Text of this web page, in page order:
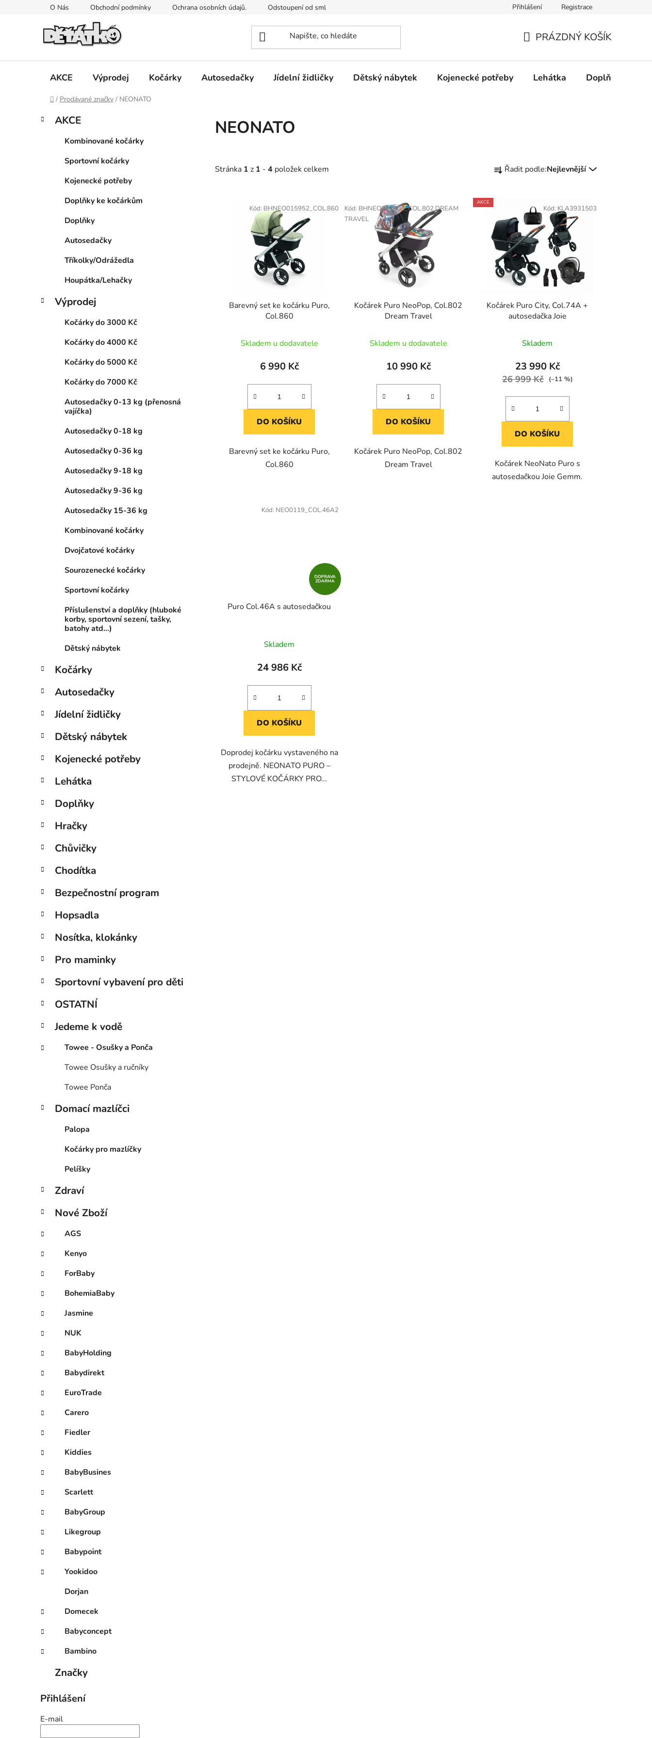
O Nás Obchodní podmínky Ochrana osobních údajů. Odstoupení od smlouvy Mimosoudní řešení spotřebitelských sporů. Prohlášení o použití cookies
Přihlášení Registrace
KOŠÍK
PRÁZDNÝ KOŠÍK
AKCE Výprodej Kočárky Autosedačky Jídelní židličky Dětský nábytek Kojenecké potřeby Lehátka Doplňky
Domů
/ Prodávané značky / NEONATO
PPřeskočit
kategorie
K
a
AKCE
Kombinované kočárky
Sportovní kočárky
Kojenecké potřeby
Doplňky ke kočárkům
Doplňky
Autosedačky
Tříkolky/Odrážedla
Houpátka/Lehačky
Výprodej
Kočárky do 3000 Kč
Kočárky do 4000 Kč
Kočárky do 5000 Kč
Kočárky do 7000 Kč
Autosedačky 0-13 kg (přenosná
vajíčka)
Autosedačky 0-18 kg
Autosedačky 0-36 kg
Autosedačky 9-18 kg
Autosedačky 9-36 kg
Autosedačky 15-36 kg
Kombinované kočárky
Dvojčatové kočárky
Sourozenecké kočárky
Sportovní kočárky
Příslušenství a doplňky (hluboké
korby, sportovní sezení, tašky,
batohy atd...)
Dětský nábytek
Kočárky
Autosedačky
Jídelní židličky
Dětský nábytek
Kojenecké potřeby
Lehátka
Doplňky
Hračky
Chůvičky
Chodítka
Bezpečnostní program
Hopsadla
Nosítka, klokánky
Pro maminky
Sportovní vybavení pro děti
OSTATNÍ
Jedeme k vodě
Towee - Osušky a Ponča
Towee Osušky a ručníky
Towee Ponča
Domací mazlíčci
Palopa
Kočárky pro mazlíčky
Pelíšky
Zdraví
Nové Zboží
AGS
Kenyo
ForBaby
BohemiaBaby
Jasmine
NUK
BabyHolding
Babydirekt
EuroTrade
Carero
Fiedler
Kiddies
BabyBusines
Scarlett
BabyGroup
Likegroup
Babypoint
Yookidoo
Dorjan
Domecek
Babyconcept
Bambino
Značky
Přihlášení
E-mail
NEONATO
Stránka 1 z 1 - 4 položek celkem
a
í
p
r
o
d
k
t
Řadit podle:Nejlevnější
Barevný set ke kočárku Puro,
Col.860
Skladem u dodavatele
6 990 Kč
DO KOŠÍKU
Barevný set ke kočárku Puro,
Col.860
Kód: BHNEO015952_COL.860
Kočárek Puro NeoPop, Col.802
Dream Travel
Skladem u dodavatele
10 990 Kč
DO KOŠÍKU
Kočárek Puro NeoPop, Col.802
Dream Travel
Kód: BHNEO011903_COL.802 DREAM
TRAVEL
AKCE
Kočárek Puro City, Col.74A +
autosedačka Joie
Skladem
23 990 Kč
26 999 Kč (–11 %)
DO KOŠÍKU
Kočárek NeoNato Puro s
autosedačkou Joie Gemm.
Kód: KLA3931503
DOPRAVA
ZDARMA
Puro Col.46A s autosedačkou
Skladem
24 986 Kč
DO KOŠÍKU
Doprodej kočárku vystaveného na
prodejně. NEONATO PURO –
STYLOVÉ KOČÁRKY PRO...
Kód: NEO0119_COL.46A2